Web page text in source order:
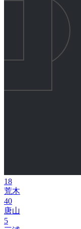
18
荒木
40
唐山
5